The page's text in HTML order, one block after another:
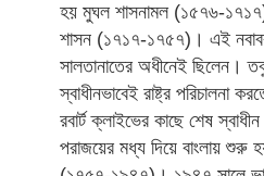
হয় মুঘল শাসনামল (১৫৭৬-
শাসন (১৭১৭-১৭৫৭)। এই
সালতানাতের অধীনেই ছিলেন।
স্বাধীনভাবেই রাষ্ট্র পরিচালনা
রবার্ট ক্লাইভের কাছে শেষ
পরাজয়ের মধ্য দিয়ে বাংলায় শুরু